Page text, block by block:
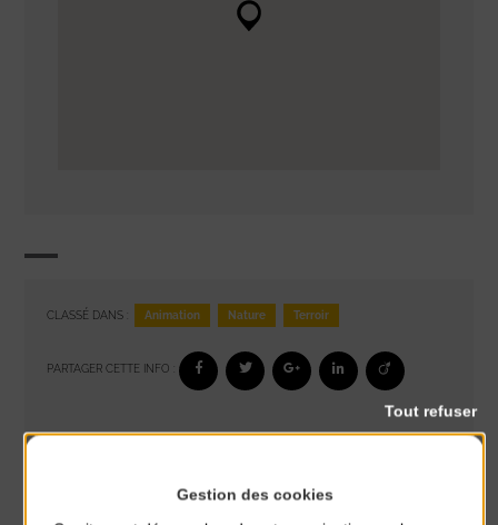
CLASSÉ DANS : Animation Nature Terroir
PARTAGER CETTE INFO :
Glisse & Environnement
Gestion des cookies
Tout refuser